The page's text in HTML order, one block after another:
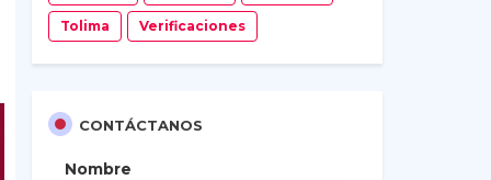
Tolima Verificaciones
CONTÁCTANOS
Nombre